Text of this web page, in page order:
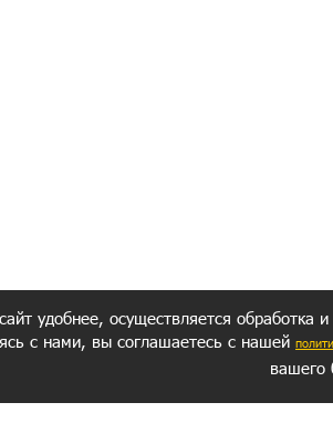
удобнее, осуществляется обработка
с нами, вы соглашаетесь с нашей
вашего